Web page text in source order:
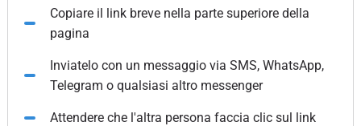
Copiare il link breve nella parte superiore della
pagina
Inviatelo con un messaggio via SMS, WhatsApp,
Telegram o qualsiasi altro messenger
Attendere che l'altra persona faccia clic sul link